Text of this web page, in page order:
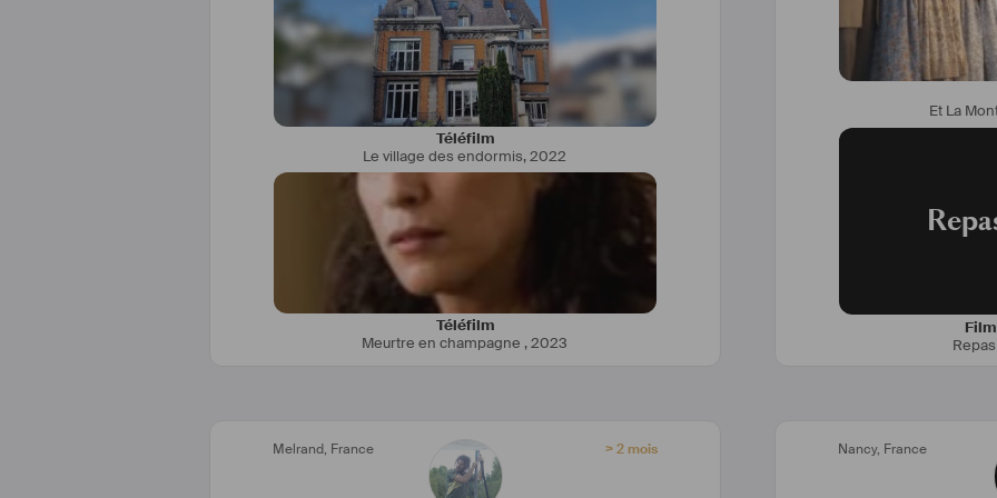
Téléfilm
Le village des endormis,2022
Téléfilm
Meurtre en champagne ,2023
Et La
Melrand, France > 2 mois Nancy, France